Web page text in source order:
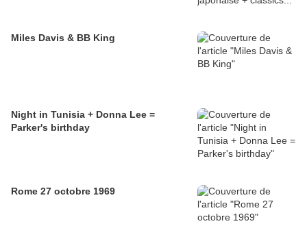
Miles Davis & BB King
Night in Tunisia + Donna Lee =
Parker's birthday
Rome 27 octobre 1969